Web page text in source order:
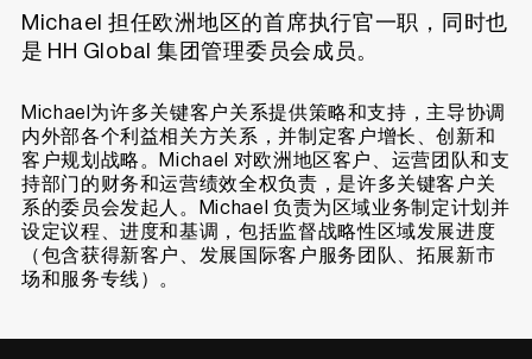
Michael 担任欧洲地区的首席执行官一职，同时也
是 HH Global 集团管理委员会成员。
Michael为许多关键客户关系提供策略和支持，主导协调
内外部各个利益相关方关系，并制定客户增长、创新和
客户规划战略。Michael 对欧洲地区客户、运营团队和支
持部门的财务和运营绩效全权负责，是许多关键客户关
系的委员会发起人。Michael 负责为区域业务制定计划并
设定议程、进度和基调，包括监督战略性区域发展进度
（包含获得新客户、发展国际客户服务团队、拓展新市
场和服务专线）。